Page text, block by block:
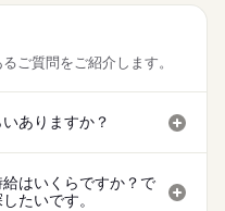
ご質問をご紹介します。
ありますか？
はいくらですか？で
たいです。